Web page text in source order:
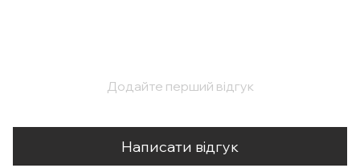
Додайте перший відгук
Написати відгук